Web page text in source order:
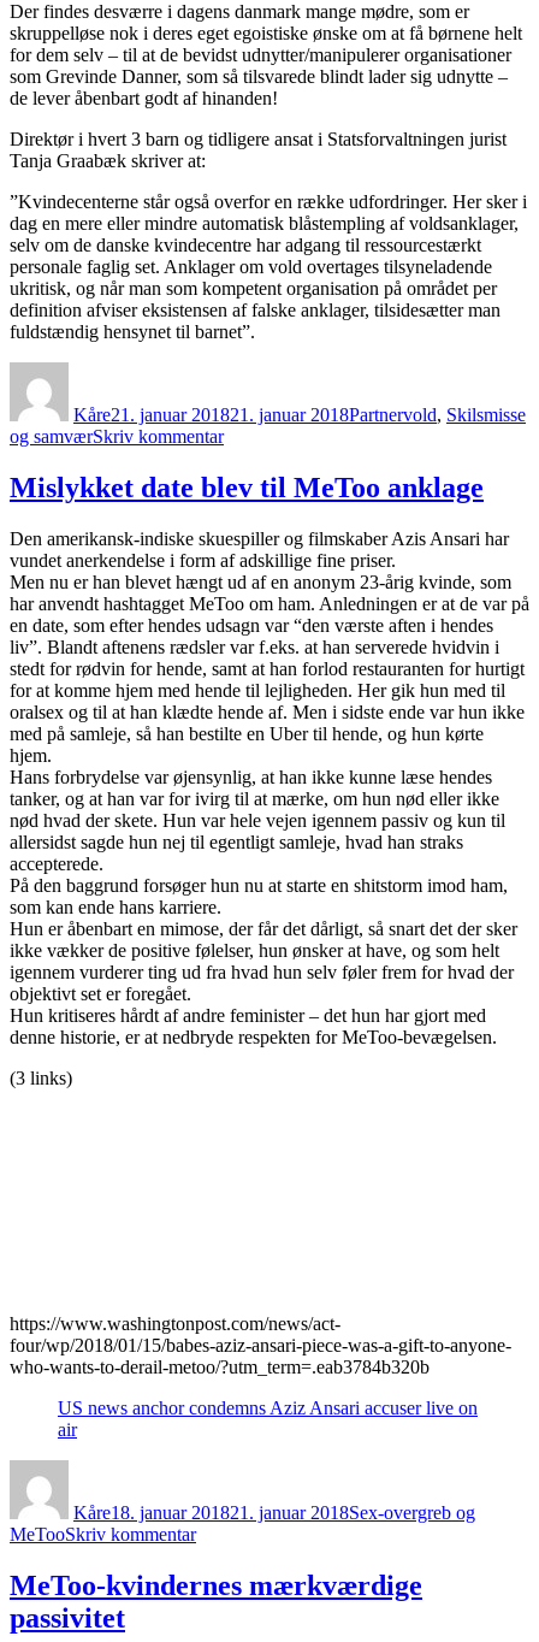
Der findes desværre i dagens danmark mange mødre, som er
skruppelløse nok i deres eget egoistiske ønske om at få børnene helt
for dem selv – til at de bevidst udnytter/manipulerer organisationer
som Grevinde Danner, som så tilsvarede blindt lader sig udnytte –
de lever åbenbart godt af hinanden!
Direktør i hvert 3 barn og tidligere ansat i Statsforvaltningen jurist
Tanja Graabæk skriver at:
”Kvindecenterne står også overfor en række udfordringer. Her sker i
dag en mere eller mindre automatisk blåstempling af voldsanklager,
selv om de danske kvindecentre har adgang til ressourcestærkt
personale faglig set. Anklager om vold overtages tilsyneladende
ukritisk, og når man som kompetent organisation på området per
definition afviser eksistensen af falske anklager, tilsidesætter man
fuldstændig hensynet til barnet”.
Kåre21. januar 201821. januar 2018Partnervold, Skilsmisse
og samværSkriv kommentartil
pladsmangel
på
Mislykket date blev til MeToo anklage
Den amerikansk-indiske skuespiller og filmskaber Azis Ansari har
vundet anerkendelse i form af adskillige fine priser.
Men nu er han blevet hængt ud af en anonym 23-årig kvinde, som
har anvendt hashtagget MeToo om ham. Anledningen er at de var på
en date, som efter hendes udsagn var “den værste aften i hendes
liv”. Blandt aftenens rædsler var f.eks. at han serverede hvidvin i
stedt for rødvin for hende, samt at han forlod restauranten for hurtigt
for at komme hjem med hende til lejligheden. Her gik hun med til
oralsex og til at han klædte hende af. Men i sidste ende var hun ikke
med på samleje, så han bestilte en Uber til hende, og hun kørte
hjem.
Hans forbrydelse var øjensynlig, at han ikke kunne læse hendes
tanker, og at han var for ivirg til at mærke, om hun nød eller ikke
nød hvad der skete. Hun var hele vejen igennem passiv og kun til
allersidst sagde hun nej til egentligt samleje, hvad han straks
accepterede.
På den baggrund forsøger hun nu at starte en shitstorm imod ham,
som kan ende hans karriere.
Hun er åbenbart en mimose, der får det dårligt, så snart det der sker
ikke vækker de positive følelser, hun ønsker at have, og som helt
igennem vurderer ting ud fra hvad hun selv føler frem for hvad der
objektivt set er foregået.
Hun kritiseres hårdt af andre feminister – det hun har gjort med
denne historie, er at nedbryde respekten for MeToo-bevægelsen.
(3 links)
https://www.washingtonpost.com/news/act-
four/wp/2018/01/15/babes-aziz-ansari-piece-was-a-gift-to-anyone-
who-wants-to-derail-metoo/?utm_term=.eab3784b320b
US news anchor condemns Aziz Ansari accuser live on
air
Kåre18. januar 201821. januar 2018Sex-overgreb og
MeTooSkriv kommentartil
blev
MeToo-kvindernes mærkværdige
passivitet